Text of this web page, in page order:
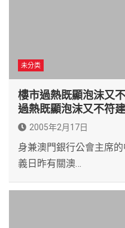
未分类
樓市過熱既顯泡沫又
過熱既顯泡沫又不符
2005年2月17日
身兼澳門銀行公會主席
義日昨有關澳…